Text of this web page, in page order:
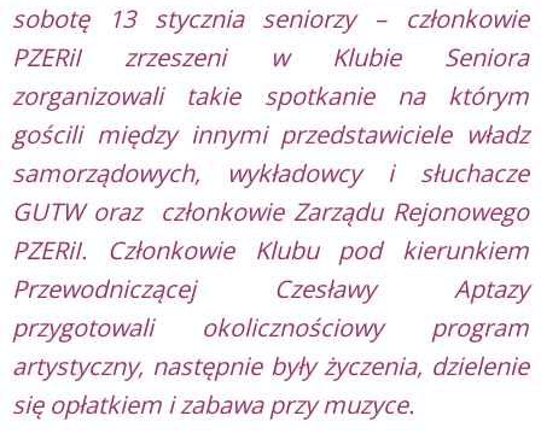
sobotę 13 stycznia seniorzy – członkowie
PZERiI zrzeszeni w Klubie Seniora
zorganizowali takie spotkanie na którym
gościli między innymi przedstawiciele władz
samorządowych, wykładowcy i słuchacze
GUTW oraz członkowie Zarządu Rejonowego
PZERiI. Członkowie Klubu pod kierunkiem
Przewodniczącej Czesławy Aptazy
przygotowali okolicznościowy program
artystyczny, następnie były życzenia, dzielenie
się opłatkiem i zabawa przy muzyce.